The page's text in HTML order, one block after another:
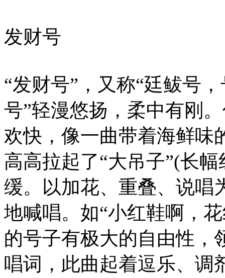
发财号
“发财号”，又称“廷鲅号
号”轻漫悠扬，柔中有刚
欢快，像一曲带着海鲜味
高高拉起了“大吊子”(长
缓。以加花、重叠、说唱
地喊唱。如“小红鞋啊，
的号子有极大的自由性，
唱词，此曲起着逗乐、调